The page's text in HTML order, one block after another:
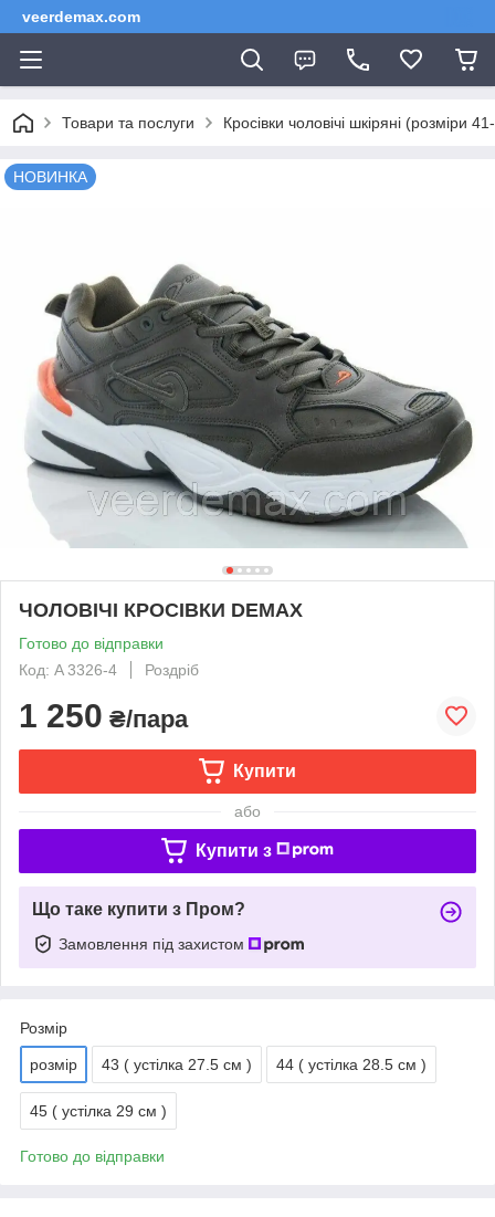
veerdemax.com
Товари та послуги Кросівки чоловічі шкіряні (розміри
НОВИНКА
ЧОЛОВІЧІ КРОСІВКИ DEMAX
Готово до відправки
Код: A 3326-4
Роздріб
1 250 ₴/пара
Купити
або
Купити з
Що таке купити з Пром?
Замовлення під захистом
Розмір
розмір 43 ( устілка 27.5 см ) 44 ( устілка 28.5 см )
45 ( устілка 29 см )
Готово до відправки